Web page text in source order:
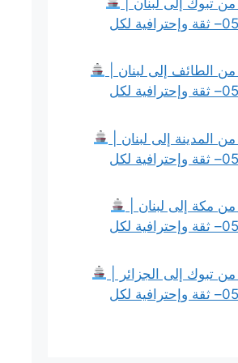
0553885449– ثقة وإحترافية لكل
الطائف إلى لبنان |
0553885449– ثقة وإحترافية لكل
المدينة إلى لبنان |
0553885449– ثقة وإحترافية لكل
مكة إلى لبنان |
0553885449– ثقة وإحترافية لكل
تبوك إلى الجزائر |
0553885449– ثقة وإحترافية لكل